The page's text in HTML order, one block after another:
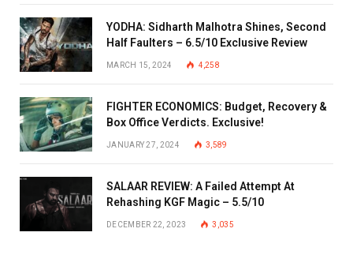
YODHA: Sidharth Malhotra Shines, Second
Half Faulters – 6.5/10 Exclusive Review
MARCH 15, 2024 4,258
FIGHTER ECONOMICS: Budget, Recovery &
Box Office Verdicts. Exclusive!
JANUARY 27, 2024 3,589
SALAAR REVIEW: A Failed Attempt At
Rehashing KGF Magic – 5.5/10
DECEMBER 22, 2023 3,035